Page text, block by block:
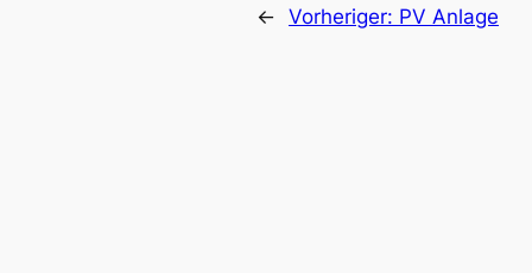
← Vorheriger: PV Anlage